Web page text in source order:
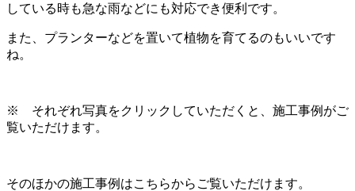
している時も急な雨などにも対応でき便利です。
また、プランターなどを置いて植物を育てるのもいいです
ね。
※ それぞれ写真をクリックしていただくと、施工事例がご
覧いただけます。
そのほかの施工事例はこちらからご覧いただけます。